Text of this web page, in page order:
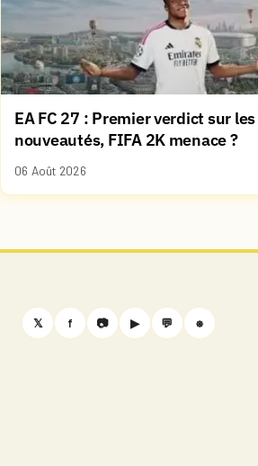
EA FC 27 : Premier verdict sur les
nouveautés, FIFA 2K menace ?
06 Août 2026
𝕏 f 📷 ▶ 💬 ⎈